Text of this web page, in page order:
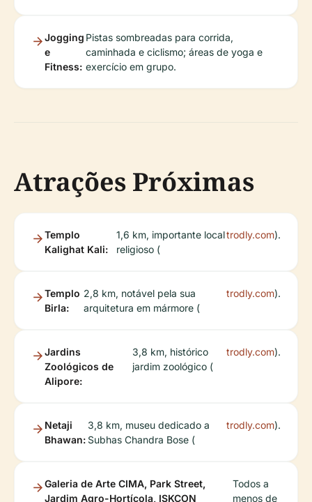
Jogging
e
Fitness:
Pistas sombreadas para corrida,
caminhada e ciclismo; áreas de yoga e
exercício em grupo.
Atrações Próximas
Templo
Kalighat Kali:
1,6 km, importante local
religioso (
trodly.com).
Templo
Birla:
2,8 km, notável pela sua
arquitetura em mármore (
trodly.com).
Jardins
Zoológicos de
Alipore:
3,8 km, histórico
jardim zoológico (
trodly.com).
Netaji
Bhawan:
3,8 km, museu dedicado a
Subhas Chandra Bose (
trodly.com).
Galeria de Arte CIMA, Park Street,
Jardim Agro-Hortícola, ISKCON
Todos a
menos de